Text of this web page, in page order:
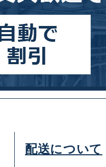
配送について